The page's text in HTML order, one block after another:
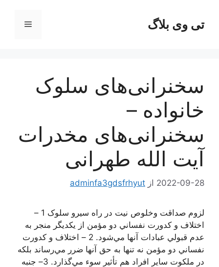
محتواتی وی بلاگ فهرست
سخنرانی‌های سلوک
خانواده –
سخنرانی‌های مخدرات
آیت الله طهرانی
2022-09-28 از adminfa3gdsfrhyut
لزوم صداقت وخلوص نیت در راه سیرو سلوک 1 –
اختلاف و كدورت نفساني دو مؤمن از يكديگر منجر به
عدم قبولي عبادات آنها مي‌شود. 2 – اختلاف و كدورت
نفساني دو مؤمن نه تنها به حق آنها ضرر مي‌رساند بلكه
در ملكوت ساير افراد هم تأثير سوء مي‌گذارد. 3– جنبه